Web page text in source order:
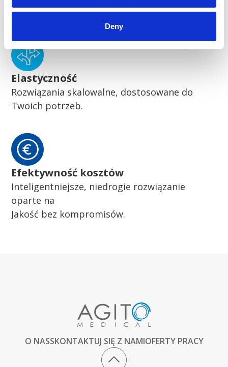
Deny
Pionierskie zrównoważone rozwiązania
Elastyczność
Rozwiązania skalowalne, dostosowane do
Twoich potrzeb.
Efektywność kosztów
Inteligentniejsze, niedrogie rozwiązanie
oparte na
Jakość bez kompromisów.
O NASSKONTAKTUJ SIĘ Z NAMIOFERTY PRACY